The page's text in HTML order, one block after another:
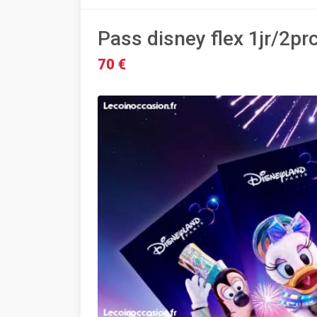
Pass disney flex 1jr/
70 €